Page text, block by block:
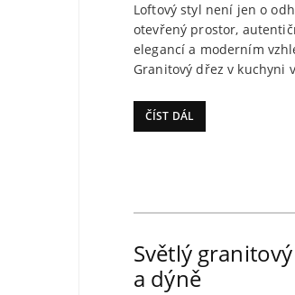
Loftový styl není jen o
otevřený prostor,
elegancí a moderním
Granitový dřez v kuchyni
ČÍST DÁL
Světlý
a dýně